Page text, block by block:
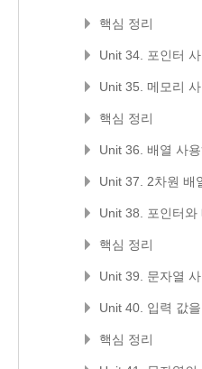
핵심 정리
Unit 34. 포인터
Unit 35. 메모리
핵심 정리
Unit 36. 배열 사
Unit 37. 2차원 배
Unit 38. 포인터와
핵심 정리
Unit 39. 문자열
Unit 40. 입력 값
핵심 정리